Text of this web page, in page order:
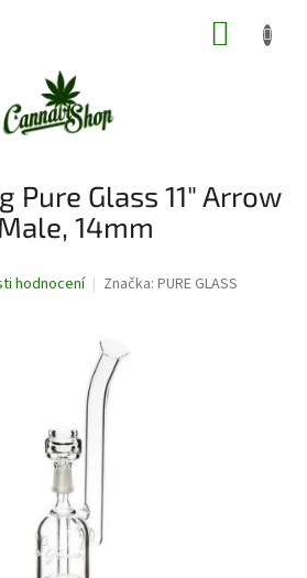
Pure Glass 11" Arrow
14mm
hodnocení Značka: PURE GLASS